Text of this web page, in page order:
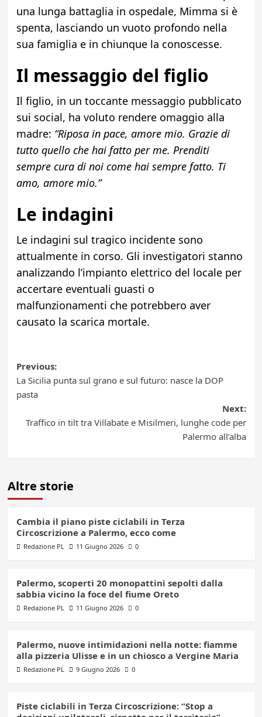
una lunga battaglia in ospedale, Mimma si è
spenta, lasciando un vuoto profondo nella
sua famiglia e in chiunque la conoscesse.
Il messaggio del figlio
Il figlio, in un toccante messaggio pubblicato
sui social, ha voluto rendere omaggio alla
madre: “Riposa in pace, amore mio. Grazie di
tutto quello che hai fatto per me. Prenditi
sempre cura di noi come hai sempre fatto. Ti
amo, amore mio.”
Le indagini
Le indagini sul tragico incidente sono
attualmente in corso. Gli investigatori stanno
analizzando l’impianto elettrico del locale per
accertare eventuali guasti o
malfunzionamenti che potrebbero aver
causato la scarica mortale.
Post
navigation
Previous:
La Sicilia punta sul grano e sul futuro: nasce la DOP
pasta
Next:
Traffico in tilt tra Villabate e Misilmeri, lunghe code per
Palermo all’alba
Altre storie
Cambia il piano piste ciclabili in Terza
Circoscrizione a Palermo, ecco come
Redazione PL 11 Giugno 2026 0
Palermo, scoperti 20 monopattini sepolti dalla
sabbia vicino la foce del fiume Oreto
Redazione PL 11 Giugno 2026 0
Palermo, nuove intimidazioni nella notte: fiamme
alla pizzeria Ulisse e in un chiosco a Vergine Maria
Redazione PL 9 Giugno 2026 0
Piste ciclabili in Terza Circoscrizione: “Stop a